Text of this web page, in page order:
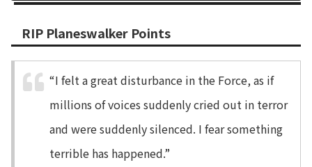
RIP Planeswalker Points
“I felt a great disturbance in the Force, as if
millions of voices suddenly cried out in terror
and were suddenly silenced. I fear something
terrible has happened.”